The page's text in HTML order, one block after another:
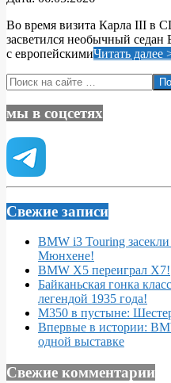
06
Во время визита Карла III в
засветился необычный
с европейскимиЧитать далее
Поиск
мы в соцсетях
Свежие записи
BMW i3 Touring
Мюнхене!
BMW X5 переиграл X7!
Байканьская гонка
легендой 1935 года!
M350 в пустыне:
Впервые в истории:
одной выставке
Свежие комментарии